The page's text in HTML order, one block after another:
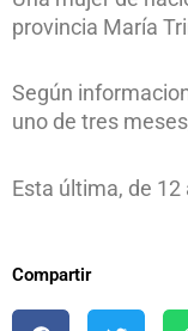
provincia María
Según
uno de tres
Esta última, de
Compartir